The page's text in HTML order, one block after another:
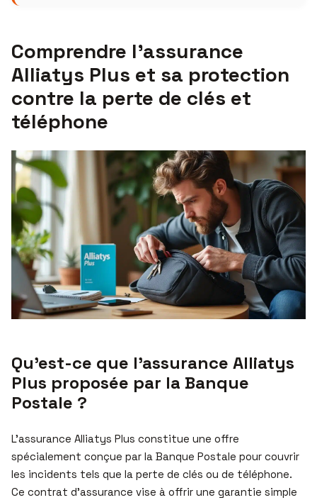
Comprendre l’assurance
Alliatys Plus et sa protection
contre la perte de clés et
téléphone
Qu’est-ce que l’assurance Alliatys
Plus proposée par la Banque
Postale ?
L’assurance Alliatys Plus constitue une offre
spécialement conçue par la Banque Postale pour couvrir
les incidents tels que la perte de clés ou de téléphone.
Ce contrat d’assurance vise à offrir une garantie simple